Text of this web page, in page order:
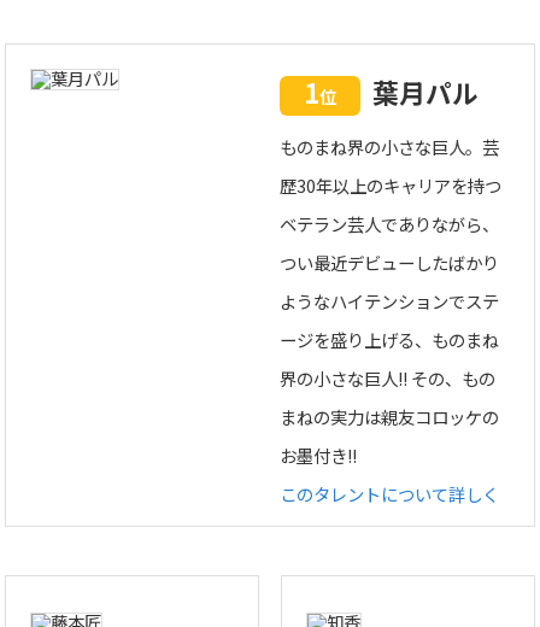
1位 葉月パル
ものまね界の小さな巨人。芸
歴30年以上のキャリアを持つ
ベテラン芸人でありながら、
つい最近デビューしたばかり
ようなハイテンションでステ
ージを盛り上げる、ものまね
界の小さな巨人!! その、もの
まねの実力は親友コロッケの
お墨付き!!
このタレントについて詳しく